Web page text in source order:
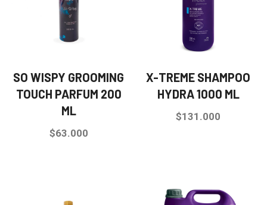
SO WISPY GROOMING
TOUCH PARFUM 200
ML
$63.000
X-TREME SHAMPOO
HYDRA 1000 ML
$131.000